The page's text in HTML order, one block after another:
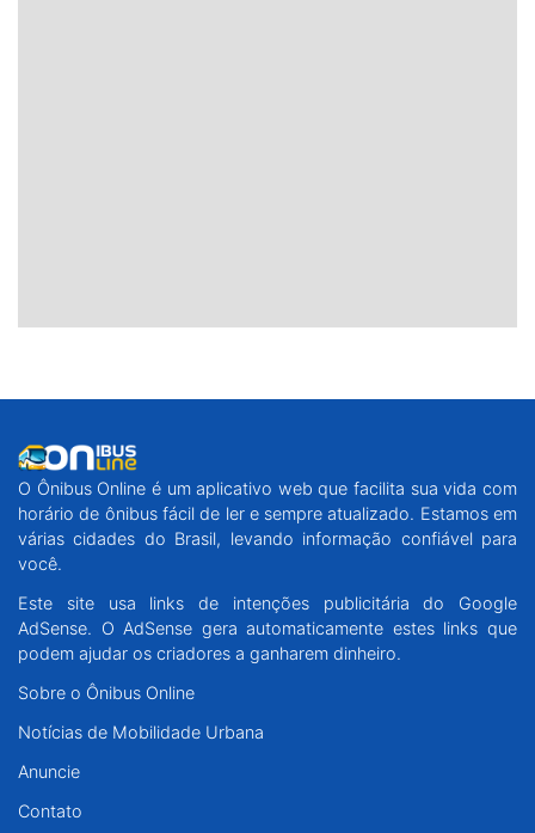
O Ônibus Online é um aplicativo web que facilita sua vida com
horário de ônibus fácil de ler e sempre atualizado. Estamos em
várias cidades do Brasil, levando informação confiável para
você.
Este site usa links de intenções publicitária do Google
AdSense. O AdSense gera automaticamente estes links que
podem ajudar os criadores a ganharem dinheiro.
Sobre o Ônibus Online
Notícias de Mobilidade Urbana
Anuncie
Contato